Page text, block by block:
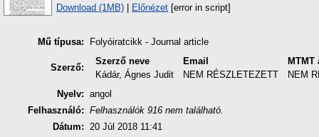
Download (1MB) | Előnézet [error in script]
Mű típusa: Folyóiratcikk - Journal article
Szerző:
Szerző neve Email
Kádár, Ágnes Judit
NEM RÉSZLETEZETT
NEM
Nyelv: angol
Felhasználó: Felhasználók 916 nem található.
Dátum: 20 Júl 2018 11:41